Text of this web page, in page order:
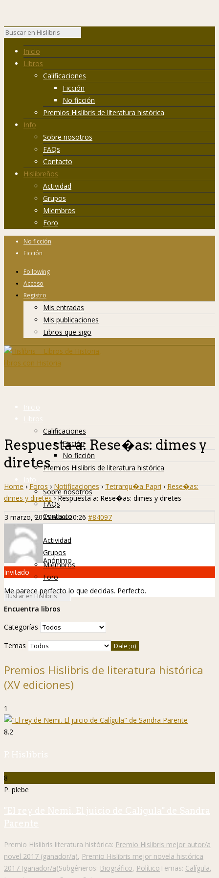
Inicio
Libros
Calificaciones
Ficción
No ficción
Premios Hislibris de literatura histórica
Info
Sobre nosotros
FAQs
Contacto
Hislibreños
Actividad
Grupos
Miembros
Foro
No ficción
Ficción
Following
Acceso
Registro
Mis entradas
Mis publicaciones
Libros que sigo
Inicio
Libros
Calificaciones
Ficción
No ficción
Premios Hislibris de literatura histórica
Info
Sobre nosotros
FAQs
Contacto
Hislibreños
Actividad
Grupos
Miembros
Foro
Respuesta a: Rese�as: dimes y
diretes
Home › Foros › Notificaciones › Tetrarqu�a Papri › Rese�as:
dimes y diretes › Respuesta a: Rese�as: dimes y diretes
3 marzo, 2025 a las 10:26 #84097
Anónimo
Invitado
Me parece perfecto lo que decidas. Perfecto.
Encuentra libros
Categorías
Temas
Premios Hislibris de literatura histórica
(XV ediciones)
1
8.2
P. Hislibris
8
P. plebe
"El rey de Nemi. El juicio de Calígula" de Sandra
Parente
Premio Hislibris literatura histórica: Premio Hislibris mejor autor/a
novel 2017 (ganador/a), Premio Hislibris mejor novela histórica
2017 (ganador/a)Subgéneros: Biográfico, PolíticoTemas: Calígula,